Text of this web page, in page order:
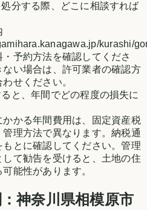
分する際、どこに相談すれば
kurashi/
予約方法を確認してくださ
い場合は、許可業者の確認方
せください。
と、年間でどの程度の損失に
かる年間費用は、固定資産税
理方法で異なります。納税通
とに確認してください。管理
て勧告を受けると、土地の住
能性があります。
神奈川県相模原市